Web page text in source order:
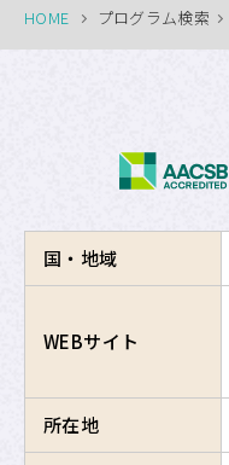
HOME プログラム検索
国・地域
WEBサイト
所在地
海外交換留学
危機管理
サイトマップ